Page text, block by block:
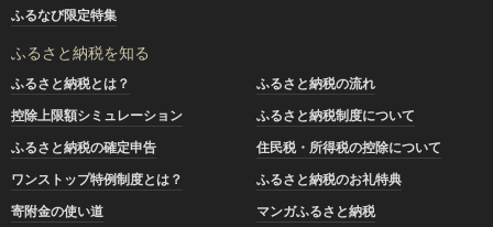
ふるなび限定特集
ふるさと納税を知る
ふるさと納税とは？
ふるさと納税の流れ
控除上限額シミュレーション
ふるさと納税制度について
ふるさと納税の確定申告
住民税・所得税の控除について
ワンストップ特例制度とは？
ふるさと納税のお礼特典
寄附金の使い道
マンガふるさと納税